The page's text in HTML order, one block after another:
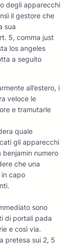
degli apparecchi
il gestore che
sua
5, comma just
los angeles
a seguito
all’estero, i
veloce le
e tramutarle
quale
gli apparecchi
benjamin numero
che una
capo
sono
di portali pada
e così via.
pretesa sui 2, 5